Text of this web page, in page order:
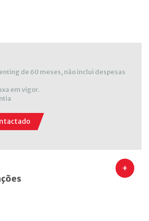
de 60 meses, não inclui despesas
em vigor.
+